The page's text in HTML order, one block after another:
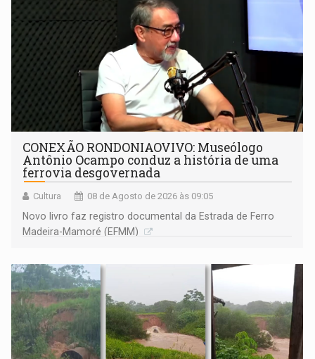
CONEXÃO RONDONIAOVIVO: Museólogo
Antônio Ocampo conduz a história de uma
ferrovia desgovernada
Cultura 08 de Agosto de 2026 às 09:05
Novo livro faz registro documental da Estrada de Ferro
Madeira-Mamoré (EFMM)